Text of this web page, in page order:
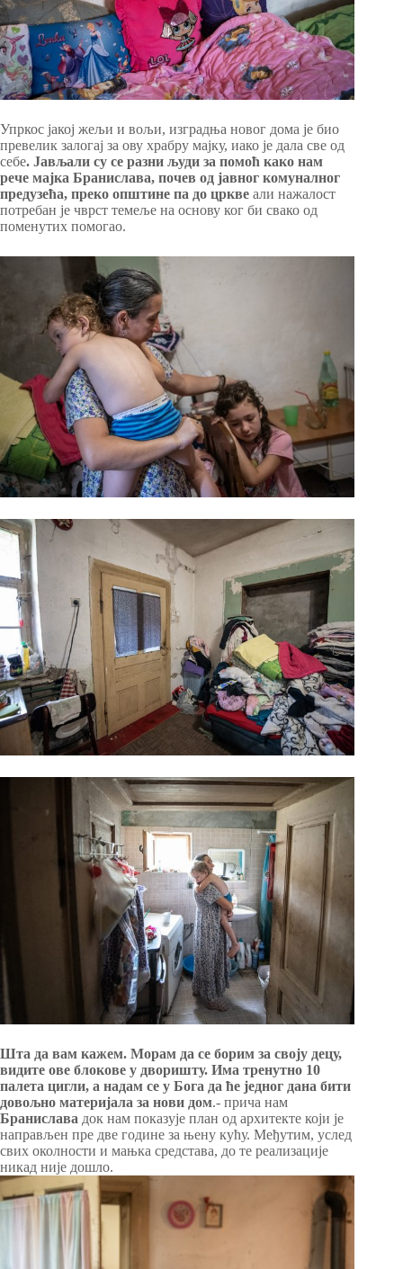
Упркос јакој жељи и вољи, изградња новог дома је био
превелик залогај за ову храбру мајку, иако је дала све од
себе. Јављали су се разни људи за помоћ како нам
рече мајка Бранислава, почев од јавног комуналног
предузећа, преко општине па до цркве али нажалост
потребан је чврст темеље на основу ког би свако од
поменутих помогао.
Шта да вам кажем. Морам да се борим за своју децу,
видите ове блокове у дворишту. Има тренутно 10
палета цигли, а надам се у Бога да ће једног дана бити
довољно материјала за нови дом.- прича нам
Бранислава док нам показује план од архитекте који је
направљен пре две године за њену кућу. Међутим, услед
свих околности и мањка средстава, до те реализације
никад није дошло.